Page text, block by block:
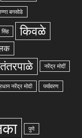
बनसोडे
किवळे
नरेंद्र मोदीं
नरेंद्र मोदी पर्यावरण
पुणे